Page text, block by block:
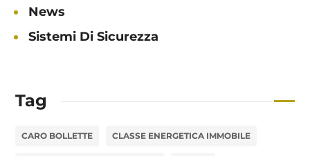
News
Sistemi Di Sicurezza
Tag
CARO BOLLETTE CLASSE ENERGETICA IMMOBILE